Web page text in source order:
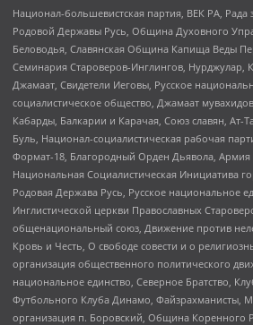
Национал-большевистская партия, ВЕК РА, Рада
Родовой Державы Русь, Община Духовного
Беловодья, Славянская Община Капища Веды
Семинария Староверов-Инглингов, Нурджулар,
Джамаат, Свидетели Иеговы, Русское
социалистическое общество, Джамаат
Кабарды, Балкарии и Карачая, Союз славян, Ат-
Буль, Национал-социалистическая рабочая
Формат-18, Благородный Орден Дьявола, Армия
Национальная Социалистическая Инициатива
Родовая Держава Русь, Русское национальное
Инглистической церкви Православных
общенациональный союз, Движение против
Кровь и Честь, О свободе совести и о
организация общественного политического
национальное единство, Северное Братство,
Футбольного Клуба Динамо, Файзрахманисты,
организация п. Боровский, Община Коренного